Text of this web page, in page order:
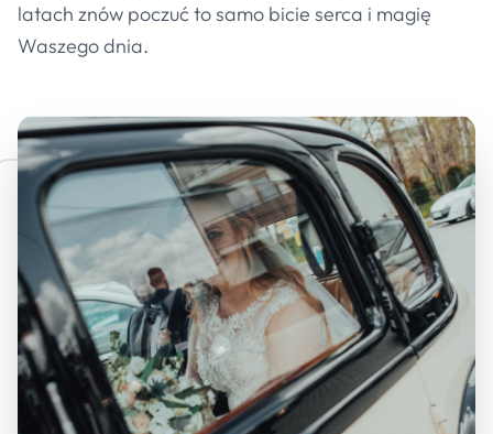
latach znów poczuć to samo bicie serca i magię
Waszego dnia.